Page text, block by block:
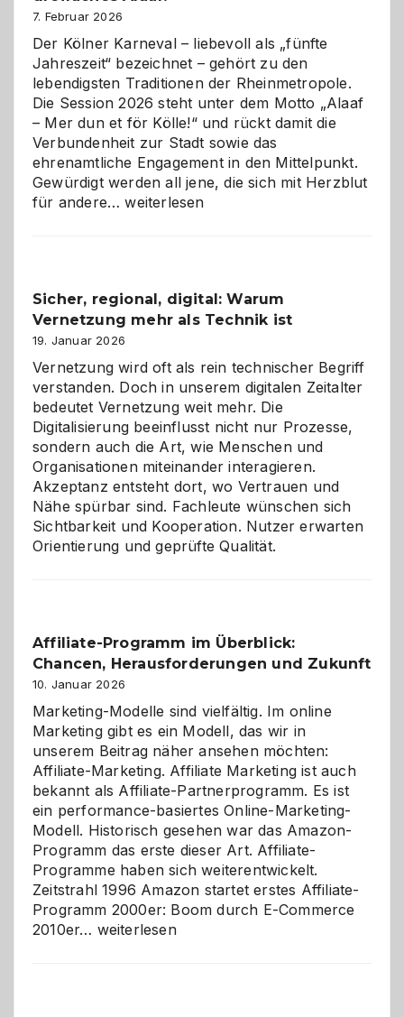
7. Februar 2026
Der Kölner Karneval – liebevoll als „fünfte
Jahreszeit“ bezeichnet – gehört zu den
lebendigsten Traditionen der Rheinmetropole.
Die Session 2026 steht unter dem Motto „Alaaf
– Mer dun et för Kölle!“ und rückt damit die
Verbundenheit zur Stadt sowie das
ehrenamtliche Engagement in den Mittelpunkt.
Gewürdigt werden all jene, die sich mit Herzblut
für andere…Kölner
ein
dreifaches
Alaaf!
weiterlesen
Sicher, regional, digital: Warum
Vernetzung mehr als Technik ist
19. Januar 2026
Vernetzung wird oft als rein technischer Begriff
verstanden. Doch in unserem digitalen Zeitalter
bedeutet Vernetzung weit mehr. Die
Digitalisierung beeinflusst nicht nur Prozesse,
sondern auch die Art, wie Menschen und
Organisationen miteinander interagieren.
Akzeptanz entsteht dort, wo Vertrauen und
Nähe spürbar sind. Fachleute wünschen sich
Sichtbarkeit und Kooperation. Nutzer erwarten
Orientierung und geprüfte Qualität.
Affiliate-Programm im Überblick:
Chancen, Herausforderungen und Zukunft
10. Januar 2026
Marketing-Modelle sind vielfältig. Im online
Marketing gibt es ein Modell, das wir in
unserem Beitrag näher ansehen möchten:
Affiliate-Marketing. Affiliate Marketing ist auch
bekannt als Affiliate-Partnerprogramm. Es ist
ein performance-basiertes Online-Marketing-
Modell. Historisch gesehen war das Amazon-
Programm das erste dieser Art. Affiliate-
Programme haben sich weiterentwickelt.
Zeitstrahl 1996 Amazon startet erstes Affiliate-
Programm 2000er: Boom durch E-Commerce
2010er… Affiliate-
weiterlesen